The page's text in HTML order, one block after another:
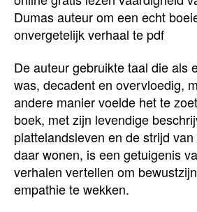
Dumas auteur om een echt
onvergetelijk verhaal te pdf
De auteur gebruikte taal die als
was, decadent en overvloedig,
andere manier voelde het te
boek, met zijn levendige
plattelandsleven en de strijd
daar wonen, is een getuigenis
verhalen vertellen om
empathie te wekken.